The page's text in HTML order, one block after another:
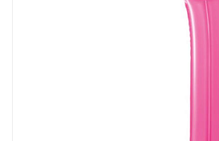
Воздушные насосы